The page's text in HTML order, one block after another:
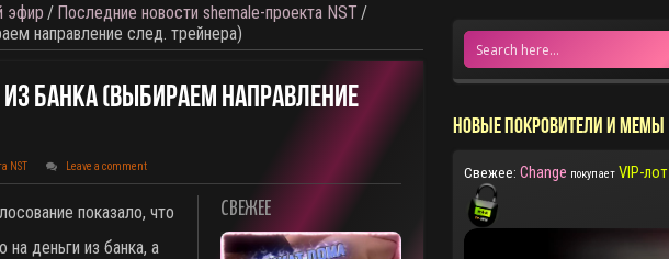
эфир / Последние новости shemale-проекта NST /
направление след. трейнера)
Банка (выбираем Направление
NST Leave a comment
СВЕЖЕЕ
показало, что
деньги из банка, а
НОВЫЕ ПОКРОВИТЕЛИ И МЕМЫ
Свежее: Change покупает VIP-лот